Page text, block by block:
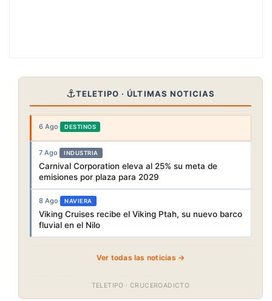
⚓TELETIPO · ÚLTIMAS NOTICIAS
6 Ago· DESTINOS
7 Ago· INDUSTRIA
Carnival Corporation eleva al 25% su meta de
emisiones por plaza para 2029
8 Ago· NAVIERA
Viking Cruises recibe el Viking Ptah, su nuevo barco
fluvial en el Nilo
Ver todas las noticias →
TELETIPO · CRUCEROADICTO